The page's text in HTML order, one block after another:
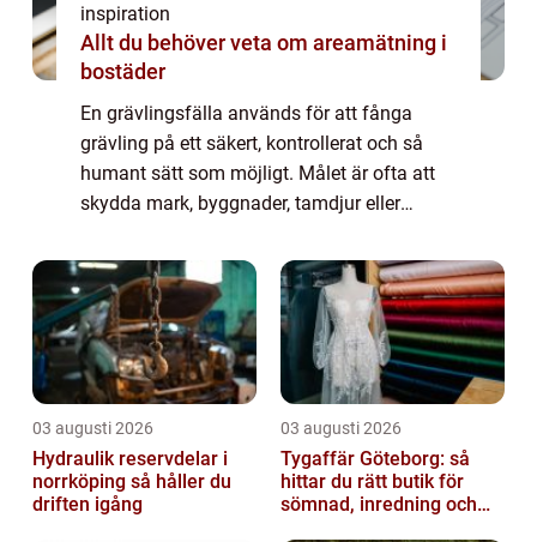
inspiration
Allt du behöver veta om areamätning i
bostäder
En grävlingsfälla används för att fånga
grävling på ett säkert, kontrollerat och så
humant sätt som möjligt. Målet är ofta att
skydda mark, byggnader, tamdjur eller
kunskap, noggranna förberedelser och
respekt...
03 augusti 2026
Hydraulik reservdelar i
norrköping så håller du
driften igång
03 augusti 2026
Tygaffär Göteborg: så
hittar du rätt butik för
sömnad, inredning och